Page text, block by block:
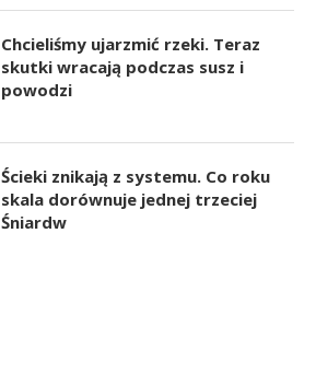
Chcieliśmy ujarzmić rzeki. Teraz
skutki wracają podczas susz i
powodzi
Ścieki znikają z systemu. Co roku
skala dorównuje jednej trzeciej
Śniardw